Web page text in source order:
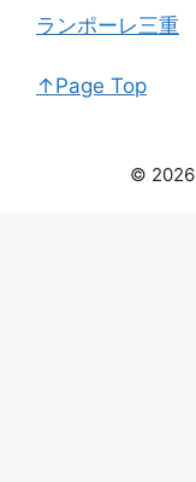
ランポーレ三重
↑Page Top
© 2026